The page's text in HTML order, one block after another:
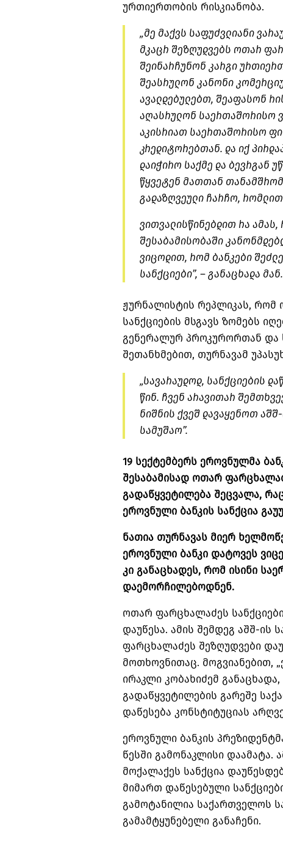
ურთიერთობის რისკიანობა.
„მე მაქვს საფუძვლიანი
მკაცრ შეზღუდვებს ოთარ
შეინარჩუნონ კარგი
შეასრულონ კანონი
ავალდებულებთ, შეაფასონ
აღასრულონ საერთაშორისო
აკისრიათ საერთაშორისო
კრედიტორებთან. და იქ
დაიჭირო საქმე და ბევრგან
წყვეტენ მათთან
გადაზღვეული ჩარჩო,
ვითვალისწინებდით რა
შესაბამისობაში
ვიცოდით, რომ ბანკები
სანქციები”, – განაცხადა მან.
ჟურნალისტის რეპლიკას,
სანქციების მსგავს ზომებს
გენერალურ პროკურორთან და
შეთანხმებით, თურნავამ
„სავარაუდოდ, სანქციების
წინ. ჩვენ არავითარ
ნიშნის ქვეშ დავაყენოთ
სამუშაო”.
19 სექტემბერს ეროვნულმა
შესაბამისად ოთარ
გადაწყვეტილება შეცვალა,
ეროვნული ბანკის სანქცია
ნათია თურნავას მიერ
ეროვნული ბანკი დატოვეს
კი განაცხადეს, რომ ისინი
დაემორჩილებოდნენ.
ოთარ ფარცხალაძეს
დაუწესა. ამის შემდეგ აშშ-ის
ფარცხალაძეს შეზღუდვები
მოთხოვნითაც. მოგვიანებით,
ირაკლი კობახიძემ
გადაწყვეტილების გარეშე
დაწესება კონსტიტუციას
ეროვნული ბანკის
წესში გამონაკლისი დაამატა.
მოქალაქეს სანქცია
მიმართ დაწესებული
გამოტანილია საქართველოს
გამამტყუნებელი განაჩენი.